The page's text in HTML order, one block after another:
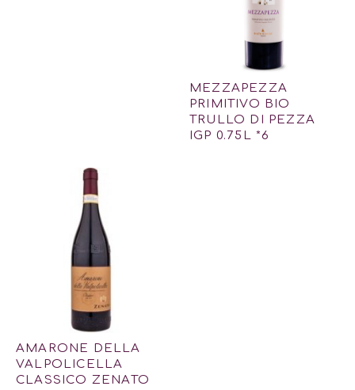
MEZZAPEZZA
PRIMITIVO BIO
TRULLO DI PEZZA
IGP 0.75L *6
AMARONE DELLA
VALPOLICELLA
CLASSICO ZENATO